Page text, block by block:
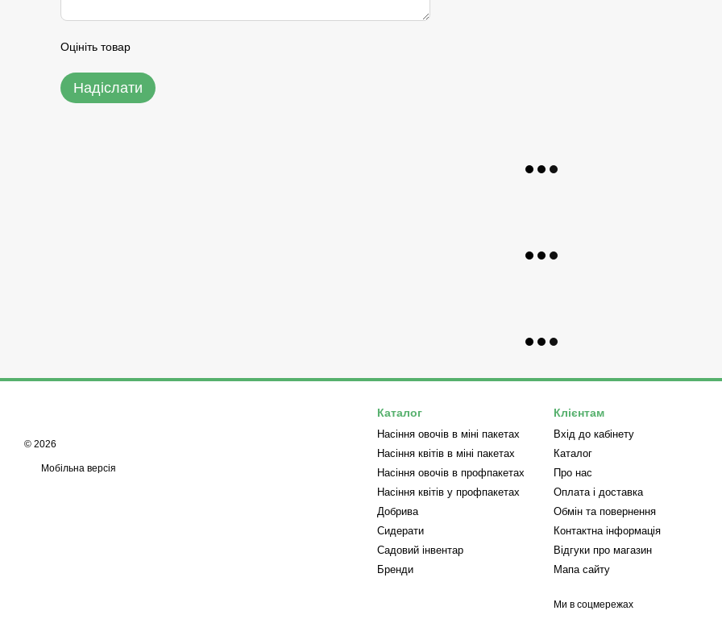
Оцініть товар
Надіслати
© 2026
Мобільна версія
Каталог
Насіння овочів в міні пакетах
Насіння квітів в міні пакетах
Насіння овочів в профпакетах
Насіння квітів у профпакетах
Добрива
Сидерати
Садовий інвентар
Бренди
Клієнтам
Вхід до кабінету
Каталог
Про нас
Оплата і доставка
Обмін та повернення
Контактна інформація
Відгуки про магазин
Мапа сайту
Ми в соцмережах